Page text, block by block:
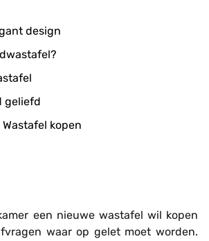
design
geliefd
kopen
een nieuwe wastafel wil kopen
waar op gelet moet worden.